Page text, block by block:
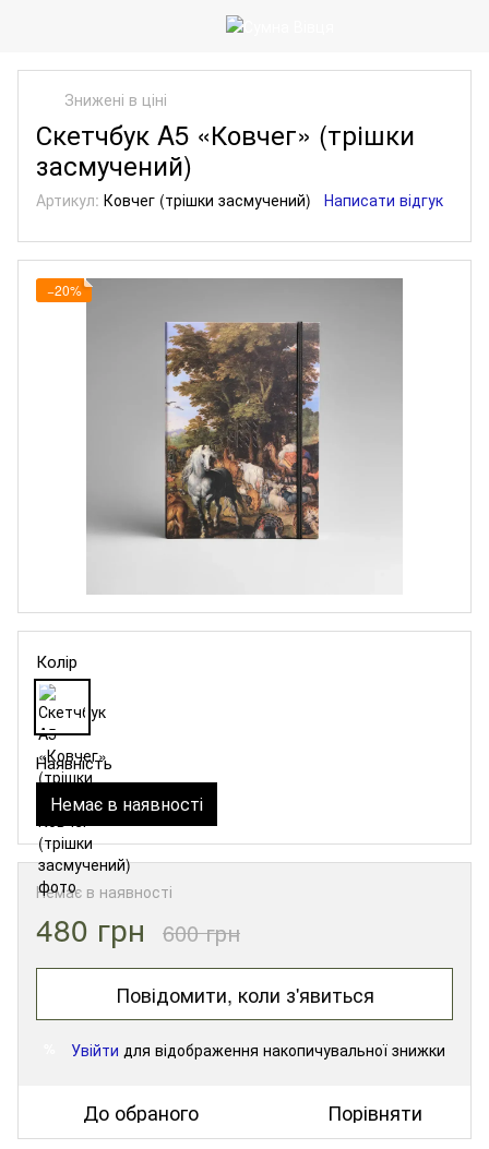
Знижені в ціні
Скетчбук A5 «Ковчег» (трішки
засмучений)
Артикул: Ковчег (трішки засмучений) Написати відгук
−20%
Колір
Наявність
Немає в наявності
Немає в наявності
480 грн 600 грн
Повідомити, коли з'явиться
Увійти для відображення накопичувальної знижки
До обраного Порівняти